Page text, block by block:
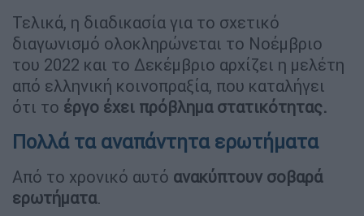
Τελικά, η διαδικασία για το σχετικό
διαγωνισμό ολοκληρώνεται το Νοέμβριο
του 2022 και το Δεκέμβριο αρχίζει η μελέτη
από ελληνική κοινοπραξία, που καταλήγει
ότι το έργο έχει πρόβλημα στατικότητας.
Πολλά τα αναπάντητα ερωτήματα
Από το χρονικό αυτό ανακύπτουν σοβαρά
ερωτήματα.